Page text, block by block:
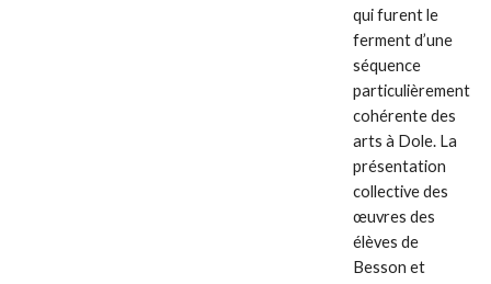
qui furent le
ferment d’une
séquence
particulièrement
cohérente des
arts à Dole. La
présentation
collective des
œuvres des
élèves de
Besson et